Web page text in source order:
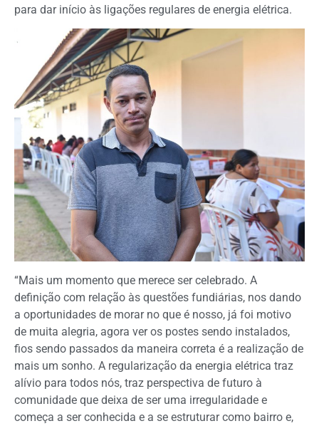
para dar início às ligações regulares de energia elétrica.
“Mais um momento que merece ser celebrado. A
definição com relação às questões fundiárias, nos dando
a oportunidades de morar no que é nosso, já foi motivo
de muita alegria, agora ver os postes sendo instalados,
fios sendo passados da maneira correta é a realização de
mais um sonho. A regularização da energia elétrica traz
alívio para todos nós, traz perspectiva de futuro à
comunidade que deixa de ser uma irregularidade e
começa a ser conhecida e a se estruturar como bairro e,